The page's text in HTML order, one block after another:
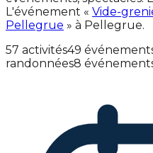
L'événement « Vide-
Pellegrue » à Pellegrue.
57 activités49
randonnées8